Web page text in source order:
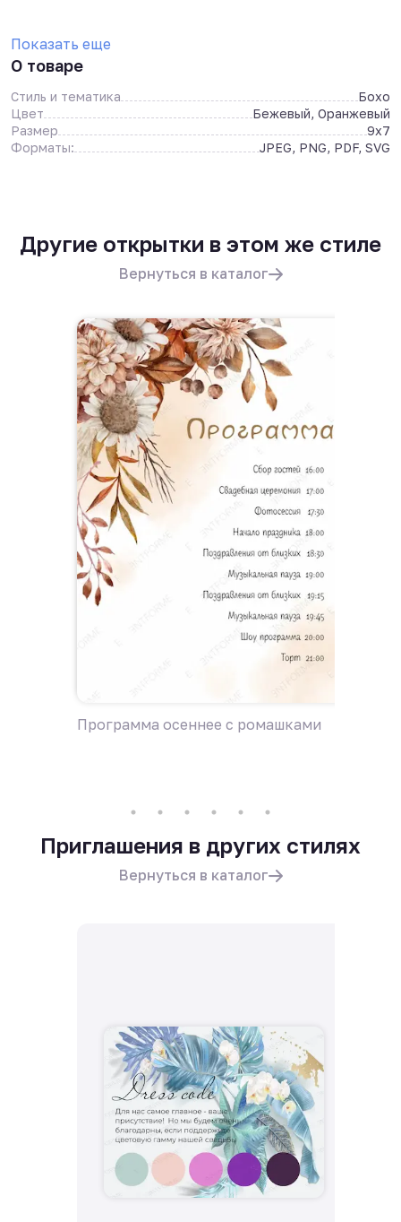
Показать еще
О товаре
Стиль и тематика
Бохо
Цвет
Бежевый, Оранжевый
Размер
9x7
Форматы:
JPEG, PNG, PDF, SVG
Другие открытки в этом же стиле
Вернуться в каталог
Программа осеннее с ромашками
Приглашения в других стилях
Вернуться в каталог